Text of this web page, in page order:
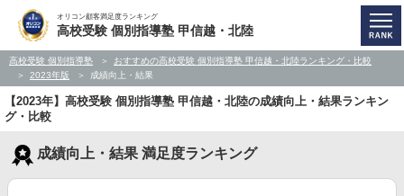
オリコン顧客満足度ランキング
高校受験 個別指導塾 甲信越・北陸
高校受験 個別指導塾
おすすめの高校受験 個別指導塾 甲信越・北陸ランキング・比較
2023年版
成績向上・結果
【2023年】高校受験 個別指導塾 甲信越・北陸の成績向上・結果ランキン
グ・比較
成績向上・結果 満足度ランキング